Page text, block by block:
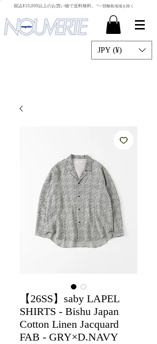
​税込¥10,000以上のお買い物で送料無料。 *一部離島地域を除く
JPY (¥)
【26SS】saby LAPEL
SHIRTS - Bishu Japan
Cotton Linen Jacquard
FAB - GRY×D.NAVY